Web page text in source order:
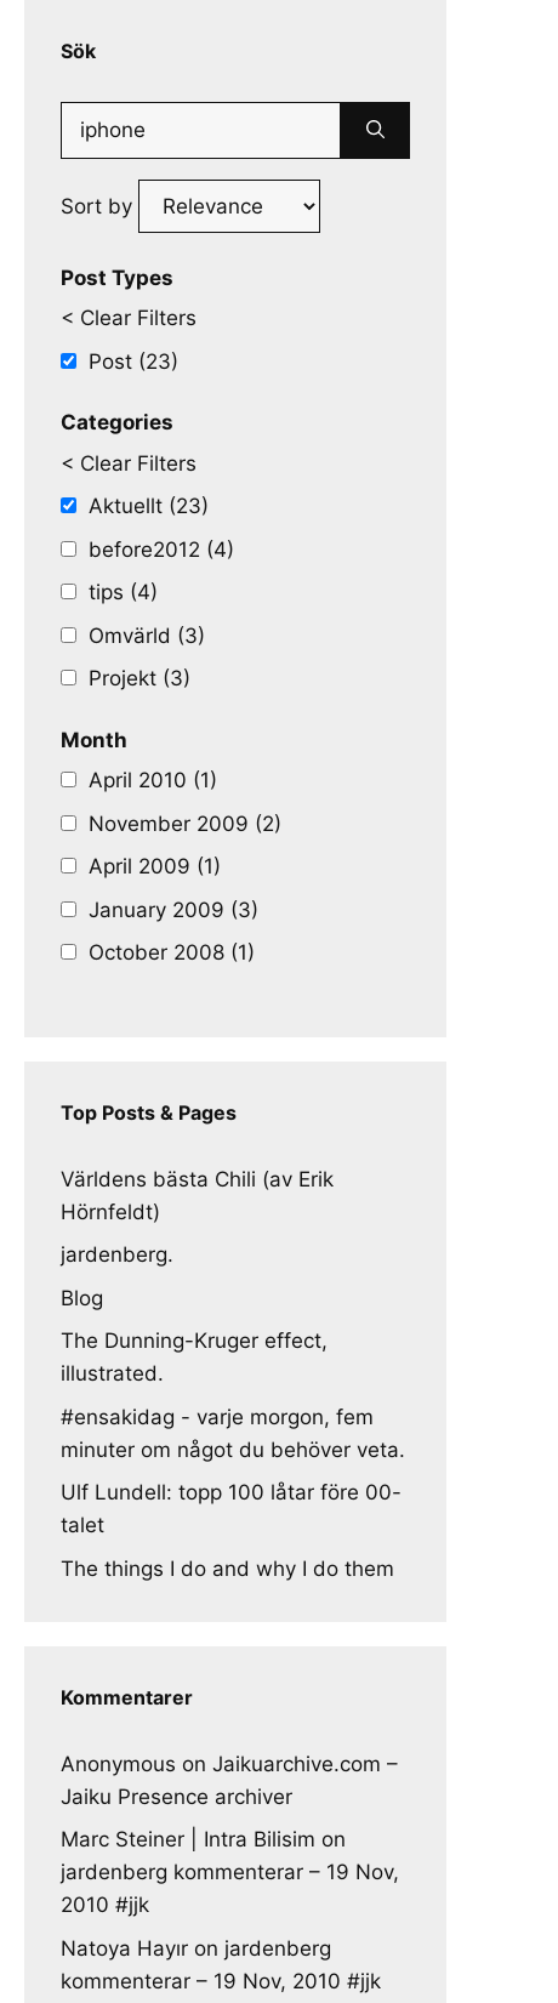
Sök
Search
for:
Sort by
Post Types
< Clear Filters
Post (23)
Categories
< Clear Filters
Aktuellt (23)
before2012 (4)
tips (4)
Omvärld (3)
Projekt (3)
Month
April 2010 (1)
November 2009 (2)
April 2009 (1)
January 2009 (3)
October 2008 (1)
Top Posts & Pages
Världens bästa Chili (av Erik
Hörnfeldt)
jardenberg.
Blog
The Dunning-Kruger effect,
illustrated.
#ensakidag - varje morgon, fem
minuter om något du behöver veta.
Ulf Lundell: topp 100 låtar före 00-
talet
The things I do and why I do them
Kommentarer
Anonymous on Jaikuarchive.com –
Jaiku Presence archiver
Marc Steiner | Intra Bilisim on
jardenberg kommenterar – 19 Nov,
2010 #jjk
Natoya Hayır on jardenberg
kommenterar – 19 Nov, 2010 #jjk